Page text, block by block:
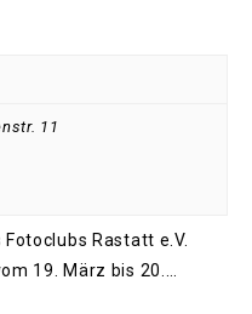
11
Rastatt e.V.
19. März bis 20.…